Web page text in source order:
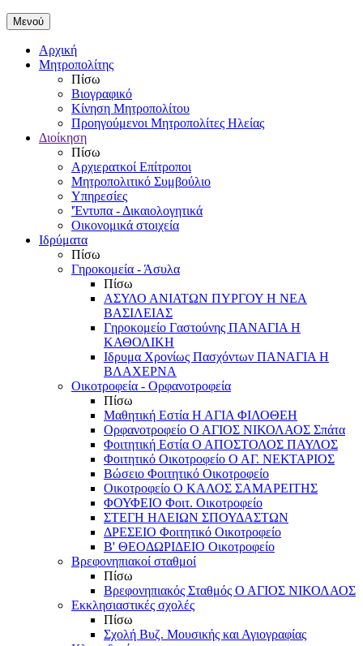
Μενού
Αρχική
Μητροπολίτης
Πίσω
Βιογραφικό
Κίνηση Μητροπολίτου
Προηγούμενοι Μητροπολίτες Ηλείας
Διοίκηση
Πίσω
Αρχιερατκοί Επίτροποι
Μητροπολιτικό Συμβούλιο
Υπηρεσίες
'Έντυπα - Δικαιολογητικά
Οικονομικά στοιχεία
Ιδρύματα
Πίσω
Γηροκομεία - Άσυλα
Πίσω
ΑΣΥΛΟ ΑΝΙΑΤΩΝ ΠΥΡΓΟΥ Η ΝΕΑ
ΒΑΣΙΛΕΙΑΣ
Γηροκομείο Γαστούνης ΠΑΝΑΓΙΑ Η
ΚΑΘΟΛΙΚΗ
Ιδρυμα Χρονίως Πασχόντων ΠΑΝΑΓΙΑ Η
ΒΛΑΧΕΡΝΑ
Οικοτροφεία - Ορφανοτροφεία
Πίσω
Μαθητική Εστία Η ΑΓΙΑ ΦΙΛΟΘΕΗ
Ορφανοτροφείο Ο ΑΓΙΟΣ ΝΙΚΟΛΑΟΣ Σπάτα
Φοιτητική Εστία Ο ΑΠΟΣΤΟΛΟΣ ΠΑΥΛΟΣ
Φοιτητικό Οικοτροφείο Ο ΑΓ. ΝΕΚΤΑΡΙΟΣ
Βώσειο Φοιτητικό Οικοτροφείο
Οικοτροφείο Ο ΚΑΛΟΣ ΣΑΜΑΡΕΙΤΗΣ
ΦΟΥΦΕΙΟ Φοιτ. Οικοτροφείο
ΣΤΕΓΗ ΗΛΕΙΩΝ ΣΠΟΥΔΑΣΤΩΝ
ΔΡΕΣΕΙΟ Φοιτητικό Οικοτροφείο
Β' ΘΕΟΔΩΡΙΔΕΙΟ Οικοτροφείο
Βρεφονηπιακοί σταθμοί
Πίσω
Βρεφονηπιακός Σταθμός Ο ΑΓΙΟΣ ΝΙΚΟΛΑΟΣ
Εκκλησιαστικές σχολές
Πίσω
Σχολή Βυζ. Μουσικής και Αγιογραφίας